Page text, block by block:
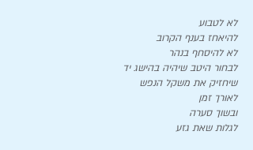
לא לטבוע
להיאחז בענף הקרוב
לא להיסחף בנהר
לבחור היטב שיהיה בהישג יד
שיחזיק את משקל הנפש
לאורך זמן
ובשוך סערה
לגלות שאת גזע